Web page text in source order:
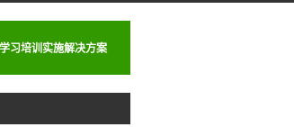
习培训实施解决方案